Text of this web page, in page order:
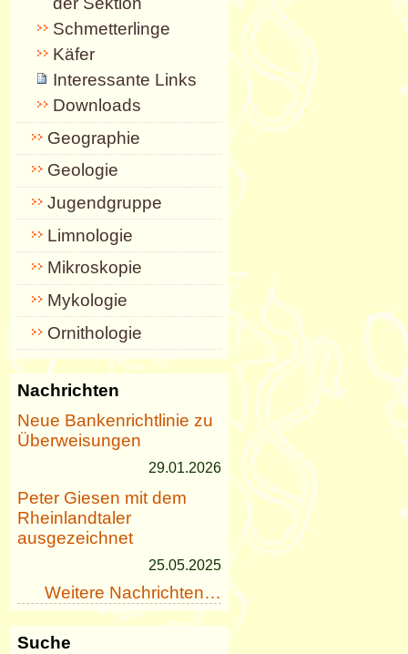
Schmetterlinge
Käfer
Interessante Links
Downloads
Geographie
Geologie
Jugendgruppe
Limnologie
Mikroskopie
Mykologie
Ornithologie
Nachrichten
Neue Bankenrichtlinie zu
Überweisungen
29.01.2026
Peter Giesen mit dem
Rheinlandtaler
ausgezeichnet
25.05.2025
Weitere Nachrichten…
Suche